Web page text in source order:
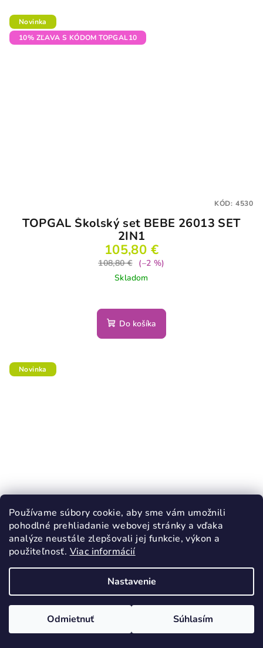
Používame súbory cookie, aby sme vám umožnili
pohodlné prehliadanie webovej stránky a vďaka
analýze neustále zlepšovali jej funkcie, výkon a
použiteľnosť. Viac informácií
Nastavenie
Odmietnuť Súhlasím
Novinka
10% ZĽAVA S KÓDOM TOPGAL10
TOPGAL Školský set BEBE 26013 SET
2IN1
105,80 €
108,80 €
(–2 %)
Skladom
Do košíka
KÓD: 4530
Novinka
ANTAL RASCAL Police barefoot papučky
čierne uzavretá špička
21,90 €
26 27 28
32
Skladom